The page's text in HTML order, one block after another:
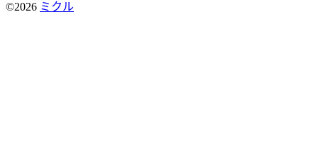
©2026 ミクル